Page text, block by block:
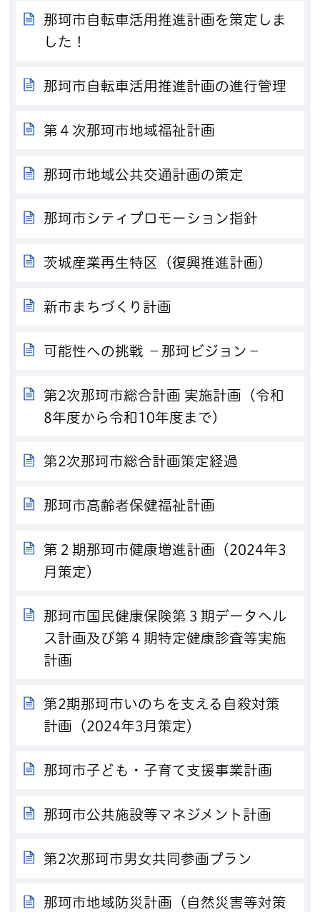
那珂市自転車活用推進計画を策定しま
した！
那珂市自転車活用推進計画の進行管理
第４次那珂市地域福祉計画
那珂市地域公共交通計画の策定
那珂市シティプロモーション指針
茨城産業再生特区（復興推進計画）
新市まちづくり計画
可能性への挑戦 －那珂ビジョン－
第2次那珂市総合計画 実施計画（令和
8年度から令和10年度まで）
第2次那珂市総合計画策定経過
那珂市高齢者保健福祉計画
第２期那珂市健康増進計画（2024年3
月策定）
那珂市国民健康保険第３期データヘル
ス計画及び第４期特定健康診査等実施
計画
第2期那珂市いのちを支える自殺対策
計画（2024年3月策定）
那珂市子ども・子育て支援事業計画
那珂市公共施設等マネジメント計画
第2次那珂市男女共同参画プラン
那珂市地域防災計画（自然災害等対策